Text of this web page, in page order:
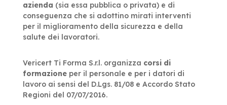
azienda (sia essa pubblica o privata) e di
conseguenza che si adottino mirati interventi
per il miglioramento della sicurezza e della
salute dei lavoratori.
Vericert Ti Forma S.r.l. organizza corsi di
formazione per il personale e per i datori di
lavoro ai sensi del D.Lgs. 81/08 e Accordo Stato
Regioni del 07/07/2016.